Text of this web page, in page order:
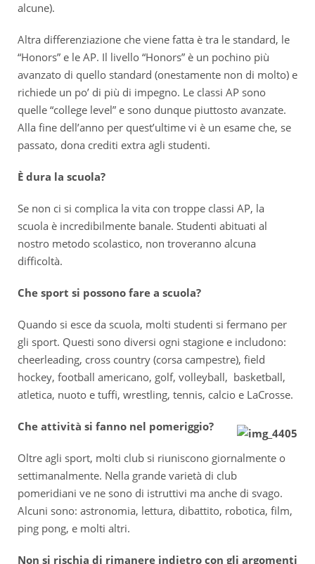
alcune).
Altra differenziazione che viene fatta è tra le standard, le
“Honors” e le AP. Il livello “Honors” è un pochino più
avanzato di quello standard (onestamente non di molto) e
richiede un po’ di più di impegno. Le classi AP sono
quelle “college level” e sono dunque piuttosto avanzate.
Alla fine dell’anno per quest’ultime vi è un esame che, se
passato, dona crediti extra agli studenti.
È dura la scuola?
Se non ci si complica la vita con troppe classi AP, la
scuola è incredibilmente banale. Studenti abituati al
nostro metodo scolastico, non troveranno alcuna
difficoltà.
Che sport si possono fare a scuola?
Quando si esce da scuola, molti studenti si fermano per
gli sport. Questi sono diversi ogni stagione e includono:
cheerleading, cross country (corsa campestre), field
hockey, football americano, golf, volleyball, basketball,
atletica, nuoto e tuffi, wrestling, tennis, calcio e LaCrosse.
Che attività si fanno nel pomeriggio?
Oltre agli sport, molti club si riuniscono giornalmente o
settimanalmente. Nella grande varietà di club
pomeridiani ve ne sono di istruttivi ma anche di svago.
Alcuni sono: astronomia, lettura, dibattito, robotica, film,
ping pong, e molti altri.
Non si rischia di rimanere indietro con gli argomenti